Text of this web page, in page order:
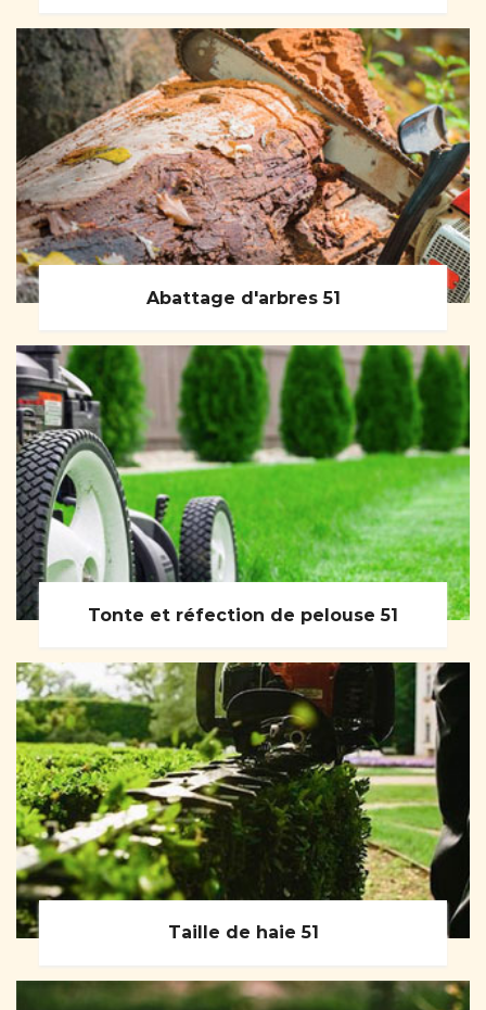
Abattage d'arbres 51
Tonte et réfection de pelouse 51
Taille de haie 51